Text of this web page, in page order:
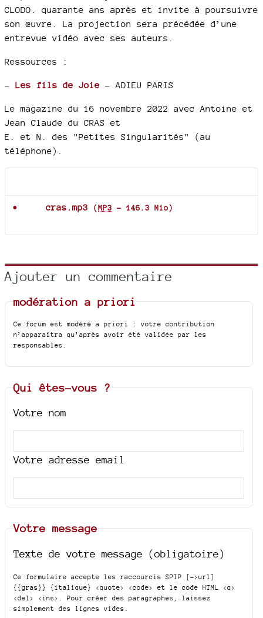
CLODO. quarante ans après et invite à poursuivre
son œuvre. La projection sera précédée d’une
entrevue vidéo avec ses auteurs.
Ressources :
– Les fils de Joie - ADIEU PARIS
Le magazine du 16 novembre 2022 avec Antoine et
Jean Claude du CRAS et
E. et N. des "Petites Singularités" (au
téléphone).
cras.mp3 (MP3 - 146.3 Mio)
Ajouter un commentaire
modération a priori
Ce forum est modéré a priori : votre contribution
n’apparaîtra qu’après avoir été validée par les
responsables.
Qui êtes-vous ?
Votre nom
Votre adresse email
Votre message
Texte de votre message (obligatoire)
Ce formulaire accepte les raccourcis SPIP
[->url]
{{gras}} {italique} <quote> <code>
et le code HTML <q>
<del> <ins>
. Pour créer des paragraphes, laissez
simplement des lignes vides.